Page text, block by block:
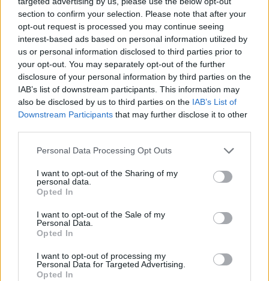
section to confirm your selection. Please note that after your
opt-out request is processed you may continue seeing
interest-based ads based on personal information utilized by
us or personal information disclosed to third parties prior to
your opt-out. You may separately opt-out of the further
disclosure of your personal information by third parties on the
IAB’s list of downstream participants. This information may
also be disclosed by us to third parties on the IAB’s List of
Downstream Participants that may further disclose it to other
Personal Data Processing Opt Outs
I want to opt-out of the Sharing of my
personal data.
Opted In
I want to opt-out of the Sale of my
Personal Data.
Opted In
I want to opt-out of processing my
Personal Data for Targeted Advertising.
Opted In
06.08.2026 -Bosch Powertrain s.r.o. • montážní dělník • mzda 44.700
týdenní zálohy na mzdu 2.000 Kč (Jihlava, okres Jihlava)
06.08.2026 -Bosch Powertrain s.r.o. Jihlava • práce ve skladu • mzda
48.400 Kč • náborový bonus 50.000 Kč • ubytování (Jihlava, okres
06.08.2026 -Bosch Powertrain s.r.o. Jihlava • střídač • mzda 48.400
příspěvek na ubytování (Jihlava, okres Jihlava)
06.08.2026 - Bosch Powertrain s.r.o. • seřizování strojů • mzda
náborový bonus 100.000 Kč • ubytování (Jihlava, okres Jihlava)
... další nabídky zaměstnání
Vybrané články